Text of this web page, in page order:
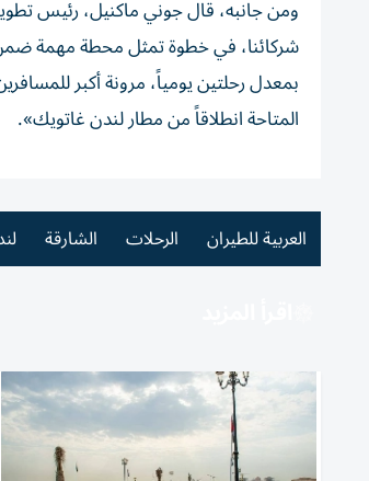
ومن جانبه، قال جوني ماكنيل، رئيس
شركائنا، في خطوة تمثل محطة مهمة
بمعدل رحلتين يومياً، مرونة أكبر
المتاحة انطلاقاً من مطار لندن غاتويك».
العربية للطيران الرحلات الشارقة